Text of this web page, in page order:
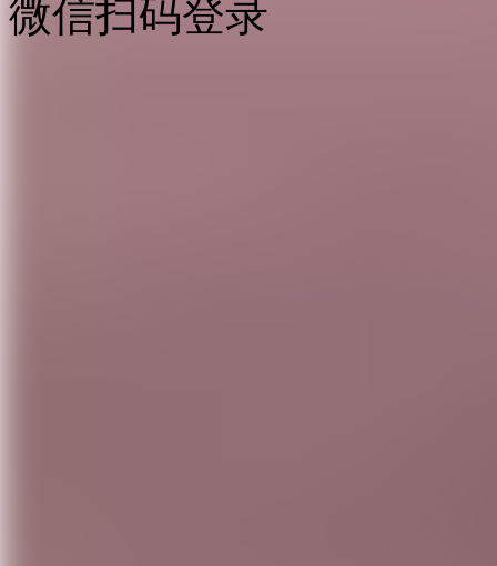
微信扫码登录